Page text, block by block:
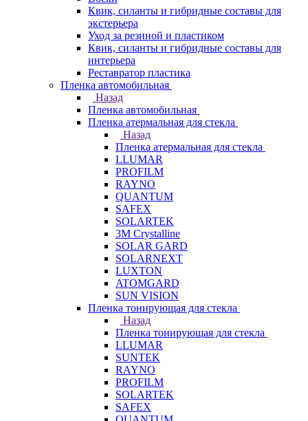
Квик, силанты и гибридные составы для
экстерьера
Уход за резиной и пластиком
Квик, силанты и гибридные составы для
интерьера
Реставратор пластика
Пленка автомобильная
Назад
Пленка автомобильная
Пленка атермальная для стекла
Назад
Пленка атермальная для стекла
LLUMAR
PROFILM
RAYNO
QUANTUM
SAFEX
SOLARTEK
3M Crystalline
SOLAR GARD
SOLARNEXT
LUXTON
ATOMGARD
SUN VISION
Пленка тонирующая для стекла
Назад
Пленка тонирующая для стекла
LLUMAR
SUNTEK
RAYNO
PROFILM
SOLARTEK
SAFEX